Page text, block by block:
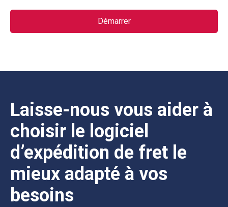
Démarrer
Laisse-nous vous aider à
choisir le logiciel
d’expédition de fret le
mieux adapté à vos
besoins